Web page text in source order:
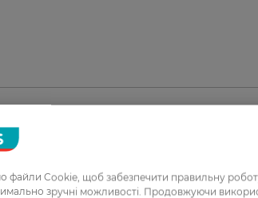
2
файли Cookie, щоб забезпечити правильну
зручні можливості. Продовжуючи